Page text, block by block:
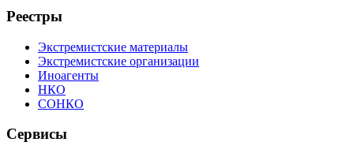
Реестры
Экстремистские материалы
Экстремистские организации
Иноагенты
НКО
СОНКО
Сервисы